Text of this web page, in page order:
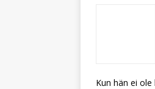
Kun hän ei